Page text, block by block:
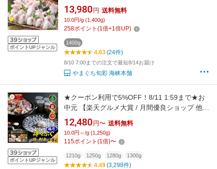
ポイントUPジャンル
っちり ふぐ鍋 お歳暮 ギフト お取り寄せグルメ
山口県
13,980円 送料無料
10.0円/g (1,400g)
258ポイント (1 倍+1 倍UP)
1400g
4.63(24件)
8/10 7:00までの注文で最短8/14お届け
やまぐち旬彩 海峡本舗
ポイントUPジャンル
★クーポン利用で5%OFF！8/11 1:59まで★お
中元 【楽天グルメ大賞 / 月間優良ショップ 他多
数受賞】とらふぐ 刺身 ふぐ鍋 選べる特典「特
典付！得々ふぐ鍋・刺身セット4-5人前／超
冷」 山口ふぐ本舗きらく ふぐ刺し ふぐちり 送
12,480円〜 送料無料
10.0円～/g (1,250g)
115ポイント (1 倍)〜
1210g 1250g 1280g 1300g
4.49(3,298件)